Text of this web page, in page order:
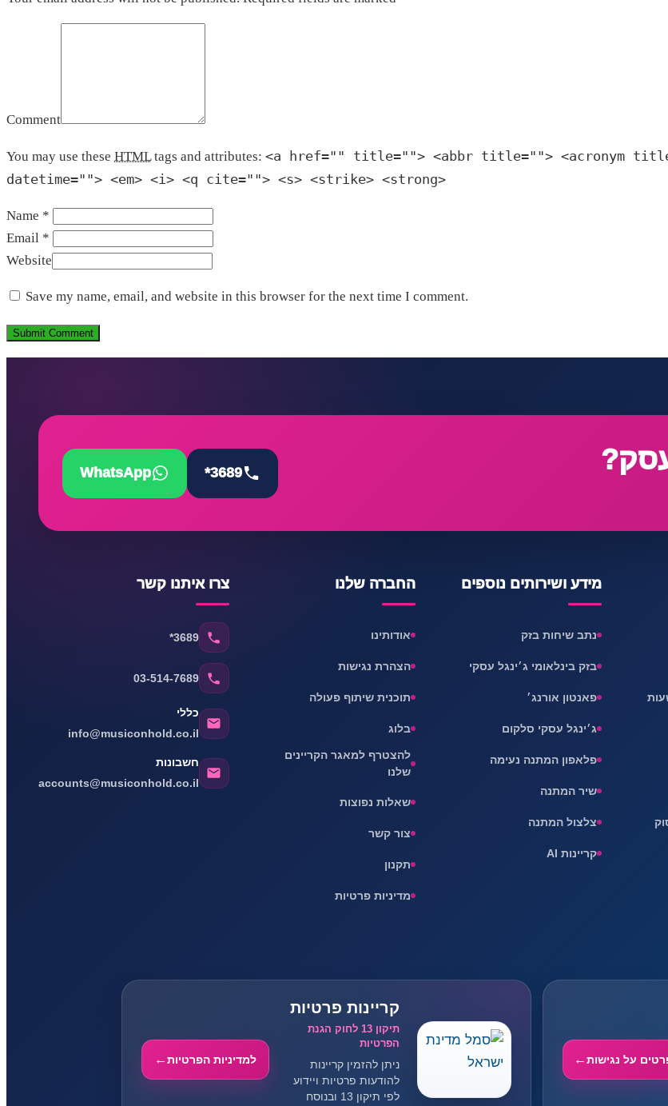
Comment
You may use these HTMLtags and attributes: <a href="" title=""> <abbr title=""> <acronym
datetime=""> <em> <i> <q cite=""> <s> <strike> <strong>
Name *
Email *
Website
Save my name, email, and website in this browser for the next time I comment.
*3689
WhatsApp
מידע ושירותים נוספים
נתב שיחות בזק
בזק בינלאומי ג׳ינגל עסקי
פאנטון אורנג׳
ג׳ינגל עסקי סלקום
פלאפון המתנה נעימה
שיר המתנה
צלצול המתנה
קריינות AI
החברה שלנו
אודותינו
הצהרת נגישות
תוכנית שיתוף פעולה
בלוג
להצטרף למאגר הקריינים
שלנו
שאלות נפוצות
צור קשר
תקנון
מדיניות פרטיות
צרו איתנו קשר
*3689
03-514-7689
כללי
info@musiconhold.co.il
חשבונות
accounts@musiconhold.co.il
על נגישות
קריינות פרטיות
תיקון 13 לחוק הגנת
הפרטיות
ניתן להזמין קריינות
להודעות פרטיות ויידוע
לפי תיקון 13 ובנוסח
למדיניות הפרטיות